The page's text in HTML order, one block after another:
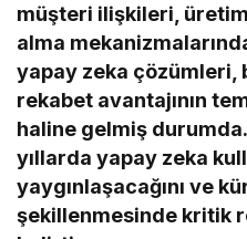
müşteri ilişkileri,
alma
yapay zeka çözümleri,
rekabet avantajının
haline gelmiş
yıllarda yapay zeka
yaygınlaşacağını ve
şekillenmesinde kritik